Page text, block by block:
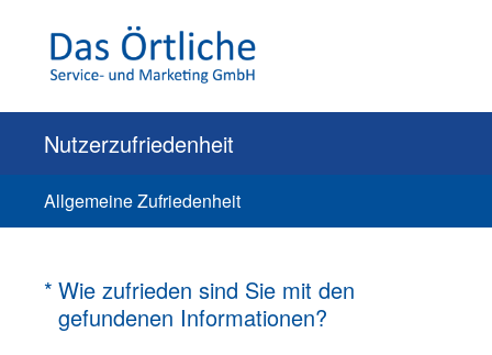
Nutzerzufriedenheit
Allgemeine Zufriedenheit
* Wie zufrieden sind Sie mit den
gefundenen Informationen?
(Erforderlich.)